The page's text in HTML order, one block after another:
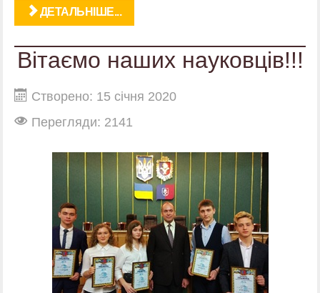
ДЕТАЛЬНІШЕ...
Вітаємо наших науковців!!!
Створено: 15 січня 2020
Перегляди: 2141